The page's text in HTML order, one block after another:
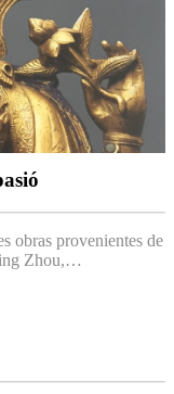
obras provenientes de
Zhou,…